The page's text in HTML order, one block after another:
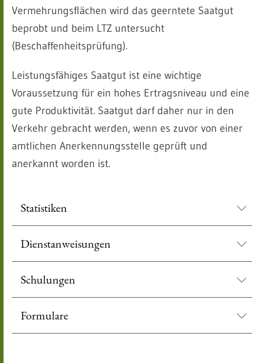
Vermehrungsflächen wird das geerntete Saatgut
beprobt und beim LTZ untersucht
(Beschaffenheitsprüfung).
Leistungsfähiges Saatgut ist eine wichtige
Voraussetzung für ein hohes Ertragsniveau und eine
gute Produktivität. Saatgut darf daher nur in den
Verkehr gebracht werden, wenn es zuvor von einer
amtlichen Anerkennungsstelle geprüft und
anerkannt worden ist.
Statistiken
Dienstanweisungen
Schulungen
Formulare